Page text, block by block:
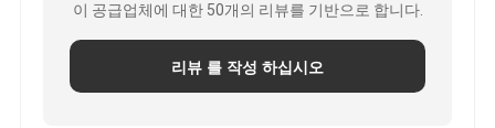
이 공급업체에 대한 50개의 리뷰를 기반으로 합니다.
리뷰 를 작성 하십시오